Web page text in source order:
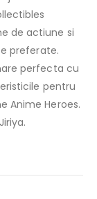
de actiune si
preferate.
perfecta cu
pentru
Anime Heroes.